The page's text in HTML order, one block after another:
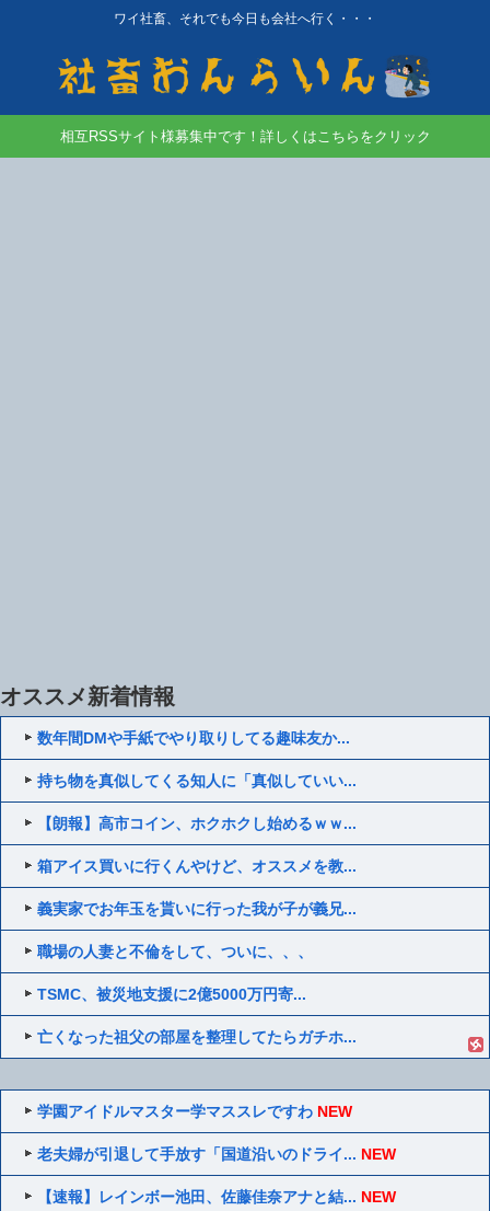
ワイ社畜、それでも今日も会社へ行く・・・
相互RSSサイト様募集中です！詳しくはこちらをクリック
オススメ新着情報
数年間DMや手紙でやり取りしてる趣味友か...
持ち物を真似してくる知人に「真似していい...
【朗報】高市コイン、ホクホクし始めるｗｗ...
箱アイス買いに行くんやけど、オススメを教...
義実家でお年玉を貰いに行った我が子が義兄...
職場の人妻と不倫をして、ついに、、、
TSMC、被災地支援に2億5000万円寄...
亡くなった祖父の部屋を整理してたらガチホ...
学園アイドルマスター学マススレですわ NEW
老夫婦が引退して手放す「国道沿いのドライ... NEW
【速報】レインボー池田、佐藤佳奈アナと結... NEW